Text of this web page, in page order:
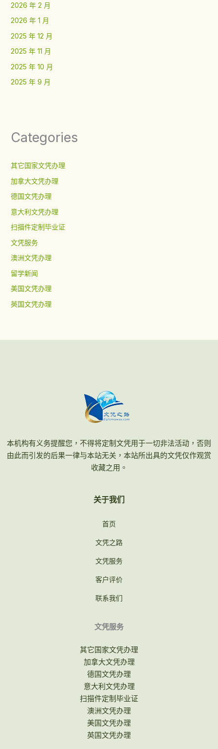
2026 年 2 月
2026 年 1 月
2025 年 12 月
2025 年 11 月
2025 年 10 月
2025 年 9 月
Categories
其它国家文凭办理
加拿大文凭办理
德国文凭办理
意大利文凭办理
扫描件定制毕业证
文凭服务
澳洲文凭办理
留学新闻
美国文凭办理
英国文凭办理
本机构有义务提醒您，不得将定制文凭用于一切非法活动，否则
由此而引发的后果一律与本站无关，本站所出具的文凭仅作观赏
收藏之用。
关于我们
首页
文凭之路
文凭服务
客户评价
联系我们
文凭服务
其它国家文凭办理
加拿大文凭办理
德国文凭办理
意大利文凭办理
扫描件定制毕业证
澳洲文凭办理
美国文凭办理
英国文凭办理